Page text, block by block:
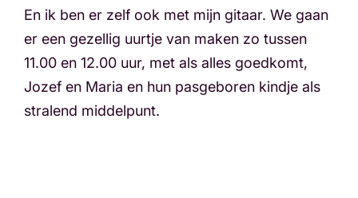
En ik ben er zelf ook met mijn gitaar. We gaan
er een gezellig uurtje van maken zo tussen
11.00 en 12.00 uur, met als alles goedkomt,
Jozef en Maria en hun pasgeboren kindje als
stralend middelpunt.